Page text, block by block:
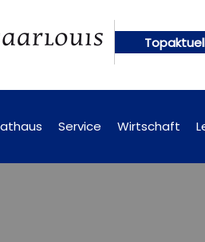
Öffentliche
Service Wirtschaft